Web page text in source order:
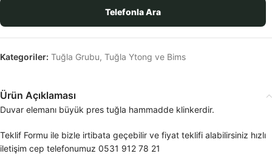
Telefonla Ara
Kategoriler: Tuğla Grubu, Tuğla Ytong ve Bims
Ürün Açıklaması
Duvar elemanı büyük pres tuğla hammadde klinkerdir.
Teklif Formu ile bizle irtibata geçebilir ve fiyat teklifi alabilirsiniz hızlı
iletişim cep telefonumuz 0531 912 78 21